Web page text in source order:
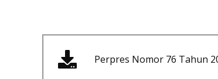
Perpres Nomor 76 Tahun